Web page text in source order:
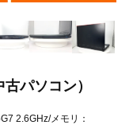
パソコン）
2.6GHz/メモリ：